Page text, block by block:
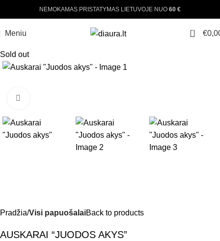
NEMOKAMAS PRISTATYMAS LIETUVOJE NUO 60 €
Meniu 0 €
Sold out
Pradžia Visi papuošalaiBack to products
AUSKARAI “JUODOS AKYS”